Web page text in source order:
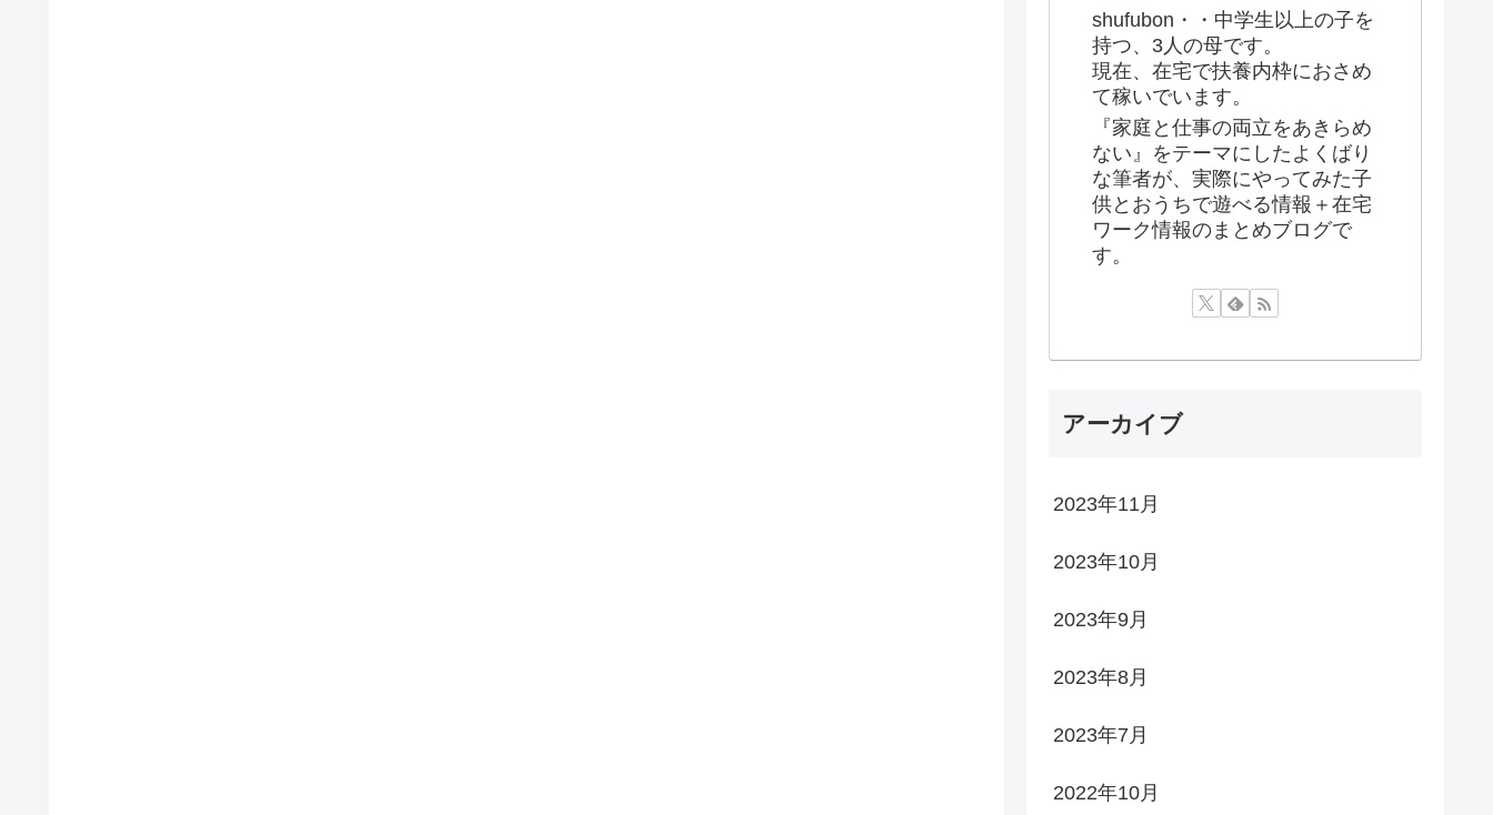
shufubon・・中学生以上の子を
持つ、3人の母です。
現在、在宅で扶養内枠におさめ
て稼いでいます。
『家庭と仕事の両立をあきらめ
ない』をテーマにしたよくばり
な筆者が、実際にやってみた子
供とおうちで遊べる情報＋在宅
ワーク情報のまとめブログで
す。
アーカイブ
2023年11月
2023年10月
2023年9月
2023年8月
2023年7月
2022年10月